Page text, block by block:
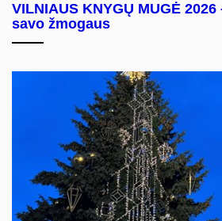
VILNIAUS KNYGŲ MUGĖ
savo žmogaus